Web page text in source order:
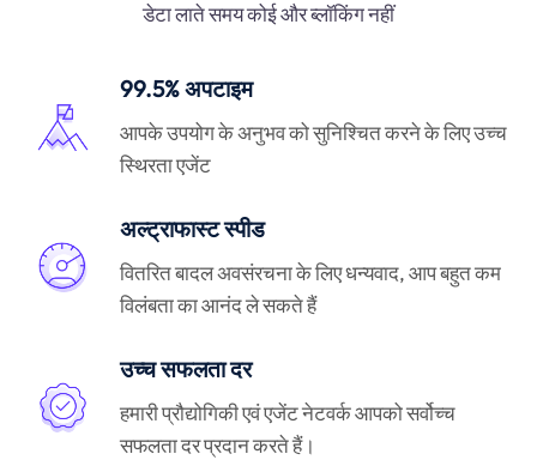
डेटा लाते समय कोई और ब्लॉकिंग नहीं
99.5% अपटाइम
आपके उपयोग के अनुभव को सुनिश्चित करने के लिए उच्च
स्थिरता एजेंट
अल्ट्राफास्ट स्पीड
वितरित बादल अवसंरचना के लिए धन्यवाद, आप बहुत कम
विलंबता का आनंद ले सकते हैं
उच्च सफलता दर
हमारी प्रौद्योगिकी एवं एजेंट नेटवर्क आपको सर्वोच्च
सफलता दर प्रदान करते हैं।